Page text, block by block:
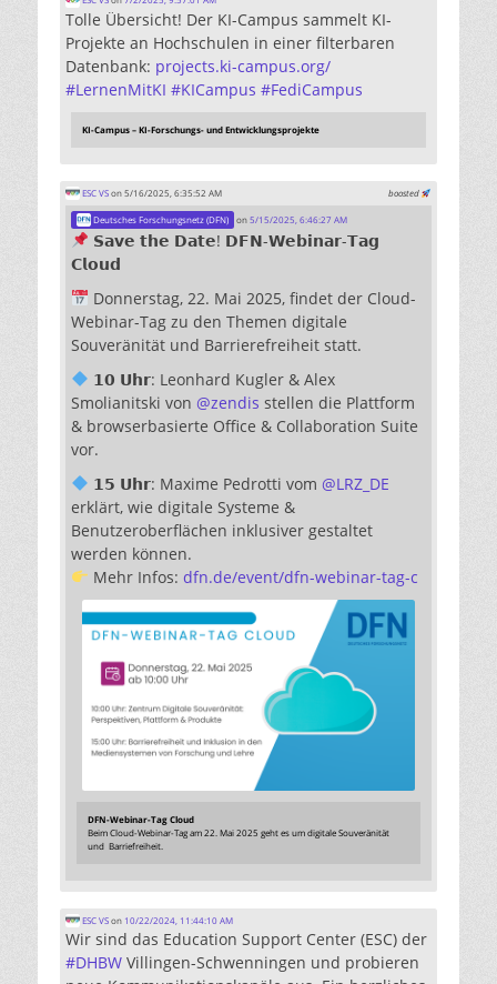
Tolle Übersicht! Der KI-Campus sammelt KI-
Projekte an Hochschulen in einer filterbaren
Datenbank: projects.ki-campus.org/
#LernenMitKI #KICampus #FediCampus
KI-Campus – KI-Forschungs- und Entwicklungsprojekte
boosted
ESC VSon 5/16/2025, 6:35:52 AM
Deutsches Forschungsnetz (DFN) on5/15/2025, 6:46:27 AM
𝗦𝗮𝘃𝗲 𝘁𝗵𝗲 𝗗𝗮𝘁𝗲! 𝗗𝗙𝗡-𝗪𝗲𝗯𝗶𝗻𝗮𝗿-𝗧𝗮𝗴
𝗖𝗹𝗼𝘂𝗱
Donnerstag, 22. Mai 2025, findet der Cloud-
Webinar-Tag zu den Themen digitale
Souveränität und Barrierefreiheit statt.
𝟭𝟬 𝗨𝗵𝗿: Leonhard Kugler & Alex
Smolianitski von @zendis stellen die Plattform
& browserbasierte Office & Collaboration Suite
vor.
𝟭𝟱 𝗨𝗵𝗿: Maxime Pedrotti vom @LRZ_DE
erklärt, wie digitale Systeme &
Benutzeroberflächen inklusiver gestaltet
werden können.
Mehr Infos: dfn.de/event/dfn-webinar-tag-c
DFN-Webinar-Tag Cloud
Beim Cloud-Webinar-Tag am 22. Mai 2025 geht es um digitale Souveränität
und Barriefreiheit.
ESC VSon 10/22/2024, 11:44:10 AM
Wir sind das Education Support Center (ESC) der
#DHBW Villingen-Schwenningen und probieren